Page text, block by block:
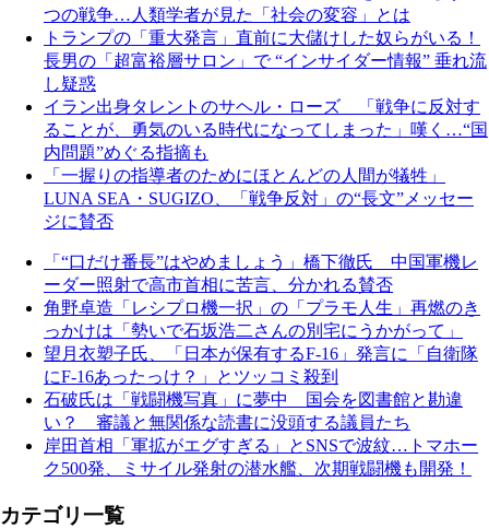
つの戦争…人類学者が見た「社会の変容」とは
トランプの「重大発言」直前に大儲けした奴らがいる！
長男の「超富裕層サロン」で “インサイダー情報” 垂れ流
し疑惑
イラン出身タレントのサヘル・ローズ 「戦争に反対す
ることが、勇気のいる時代になってしまった」嘆く…“国
内問題”めぐる指摘も
「一握りの指導者のためにほとんどの人間が犠牲」
LUNA SEA・SUGIZO、「戦争反対」の“長文”メッセー
ジに賛否
「“口だけ番長”はやめましょう」橋下徹氏 中国軍機レ
ーダー照射で高市首相に苦言、分かれる賛否
角野卓造「レシプロ機一択」の「プラモ人生」再燃のき
っかけは「勢いで石坂浩二さんの別宅にうかがって」
望月衣塑子氏、「日本が保有するF‐16」発言に「自衛隊
にF‐16あったっけ？」とツッコミ殺到
石破氏は「戦闘機写真」に夢中 国会を図書館と勘違
い？ 審議と無関係な読書に没頭する議員たち
岸田首相「軍拡がエグすぎる」とSNSで波紋…トマホー
ク500発、ミサイル発射の潜水艦、次期戦闘機も開発！
カテゴリ一覧